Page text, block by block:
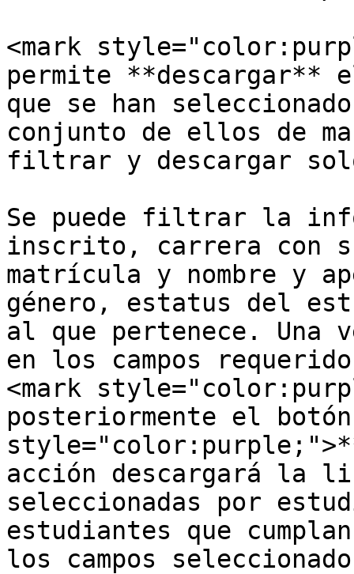
<mark
permite **descargar**
que se han
conjunto de ellos de
filtrar y descargar
Se puede filtrar la
inscrito, carrera con
matrícula y nombre y
género, estatus del
al que pertenece. Una
en los campos
<mark
posteriormente el botón
acción descargará la
seleccionadas por
estudiantes que
los campos